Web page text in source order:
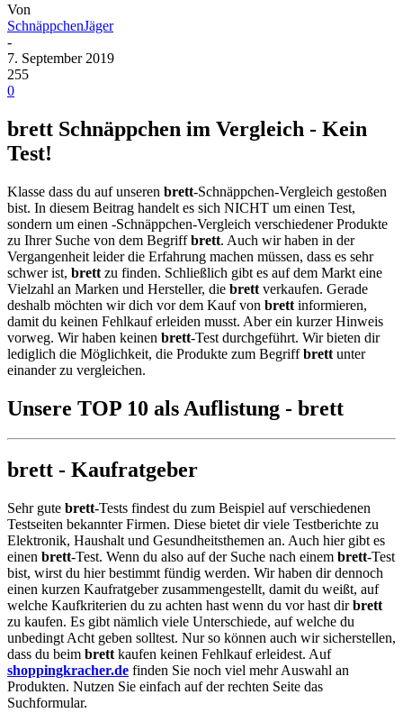
Von
SchnäppchenJäger
-
7. September 2019
255
0
brett Schnäppchen im Vergleich - Kein
Test!
Klasse dass du auf unseren brett-Schnäppchen-Vergleich gestoßen
bist. In diesem Beitrag handelt es sich NICHT um einen Test,
sondern um einen -Schnäppchen-Vergleich verschiedener Produkte
zu Ihrer Suche von dem Begriffbrett. Auch wir haben in der
Vergangenheit leider die Erfahrung machen müssen, dass es sehr
schwer ist, brett zu finden. Schließlich gibt es auf dem Markt eine
Vielzahl an Marken und Hersteller, die brett verkaufen. Gerade
deshalb möchten wir dich vor dem Kauf von brett informieren,
damit du keinen Fehlkauf erleiden musst. Aber ein kurzer Hinweis
vorweg. Wir haben keinen brett-Test durchgeführt. Wir bieten dir
lediglich die Möglichkeit, die Produkte zum Begriffbrett unter
einander zu vergleichen.
Unsere TOP 10 als Auflistung - brett
brett - Kaufratgeber
Sehr gute brett-Tests findest du zum Beispiel auf verschiedenen
Testseiten bekannter Firmen. Diese bietet dir viele Testberichte zu
Elektronik, Haushalt und Gesundheitsthemen an. Auch hier gibt es
einen brett-Test. Wenn du also auf der Suche nach einem brett-Test
bist, wirst du hier bestimmt fündig werden. Wir haben dir dennoch
einen kurzen Kaufratgeber zusammengestellt, damit du weißt, auf
welche Kaufkriterien du zu achten hast wenn du vor hast dirbrett
zu kaufen. Es gibt nämlich viele Unterschiede, auf welche du
unbedingt Acht geben solltest. Nur so können auch wir sicherstellen,
dass du beim brett kaufen keinen Fehlkauf erleidest. Auf
shoppingkracher.de finden Sie noch viel mehr Auswahl an
Produkten. Nutzen Sie einfach auf der rechten Seite das
Suchformular.